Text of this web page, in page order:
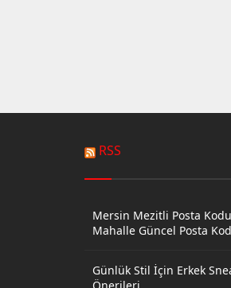
RSS
Mersin Mezitli Posta
Mahalle Güncel Posta
Günlük Stil İçin Erkek